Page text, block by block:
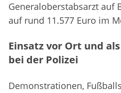
Generaloberstabsarzt auf
auf rund 11.577 Euro im
Einsatz vor Ort und
bei der Polizei
Demonstrationen,